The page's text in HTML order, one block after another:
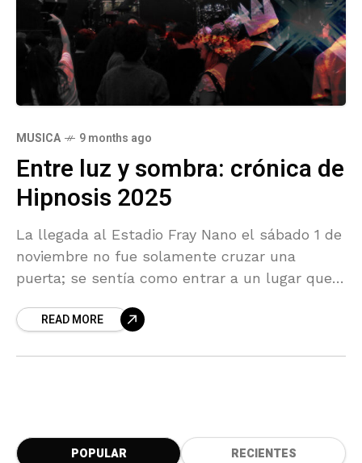
MUSICA 9 months ago
Entre luz y sombra: crónica de
Hipnosis 2025
La llegada al Estadio Fray Nano el sábado 1 de
noviembre no fue solamente cruzar una
puerta; se sentía como entrar a un lugar que
READ MORE
POPULAR RECIENTES